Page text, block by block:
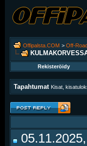
Offipalsta.COM > Off-
Rekisteröidy
Tapahtumat Kisat,